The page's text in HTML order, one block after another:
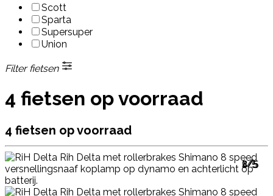
Scott
Sparta
Supersuper
Union
Filter fietsen
4 fietsen op voorraad
4 fietsen op voorraad
1/5
2/5
3/5
4/5
5/5